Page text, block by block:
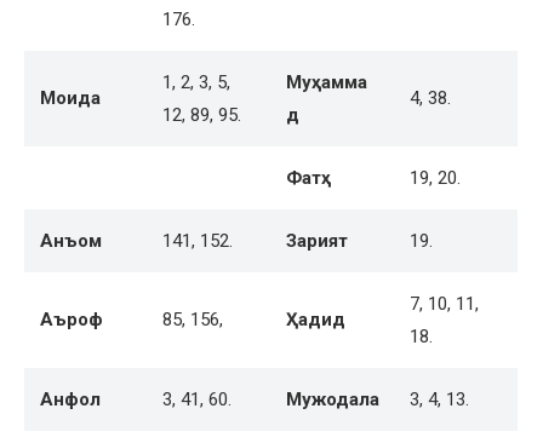
176.
Моида
1, 2, 3, 5,
12, 89, 95.
Муҳамма
д
4, 38.
Фатҳ 19, 20.
Анъом 141, 152. Зарият 19.
Аъроф 85, 156, Ҳадид
7, 10, 11,
18.
Анфол 3, 41, 60. Мужодала 3, 4, 13.